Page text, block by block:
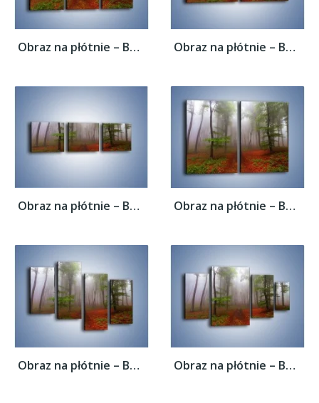
Obraz na płótnie – Budzący się lasek –... Obraz na płótnie – Budzący się lasek –...
Obraz na płótnie – Budzący się lasek –... Obraz na płótnie – Budzący się lasek –...
Obraz na płótnie – Budzący się lasek –... Obraz na płótnie – Budzący się lasek –...